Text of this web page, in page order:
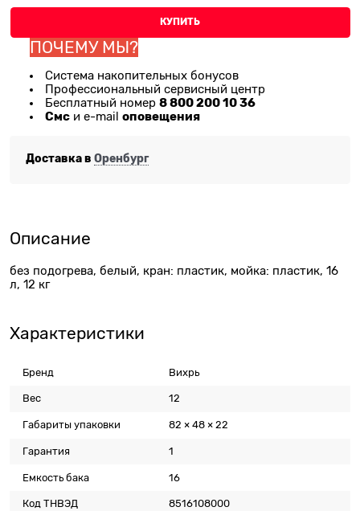
КУПИТЬ
ПОЧЕМУ МЫ?
Система накопительных бонусов
Профессиональный сервисный центр
Бесплатный номер 8 800 200 10 36
Смс и e-mail оповещения
Доставка в Оренбург
Описание
без подогрева, белый, кран: пластик, мойка: пластик, 16
л, 12 кг
Характеристики
Бренд Вихрь
Вес 12
Габариты упаковки 82 × 48 × 22
Гарантия 1
Емкость бака 16
Код ТНВЭД 8516108000